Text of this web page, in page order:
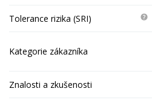
Tolerance rizika (SRI)
Kategorie zákazníka
Znalosti a zkušenosti